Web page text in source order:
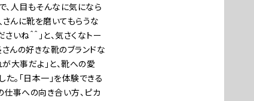
、人目もそんなに気になら
さんに靴を磨いてもらうな
ね＾＾」と、気さくなトー
んの好きな靴のブランドな
大事だよ」と、靴への愛
。「日本一」を体験できる
仕事への向き合い方、ピカ